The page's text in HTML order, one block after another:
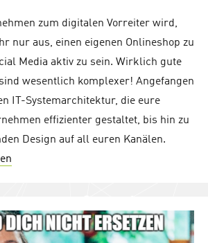
zum digitalen Vorreiter wird,
nur aus, einen eigenen Onlineshop zu
Media aktiv zu sein. Wirklich gute
wesentlich komplexer! Angefangen
IT-Systemarchitektur, die eure
effizienter gestaltet, bis hin zu
Design auf all euren Kanälen.